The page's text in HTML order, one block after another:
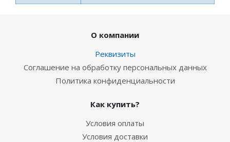
О компании
Реквизиты
Соглашение на обработку персональных данных
Политика конфиденциальности
Как купить?
Условия оплаты
Условия доставки